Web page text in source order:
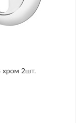
хром 2шт.